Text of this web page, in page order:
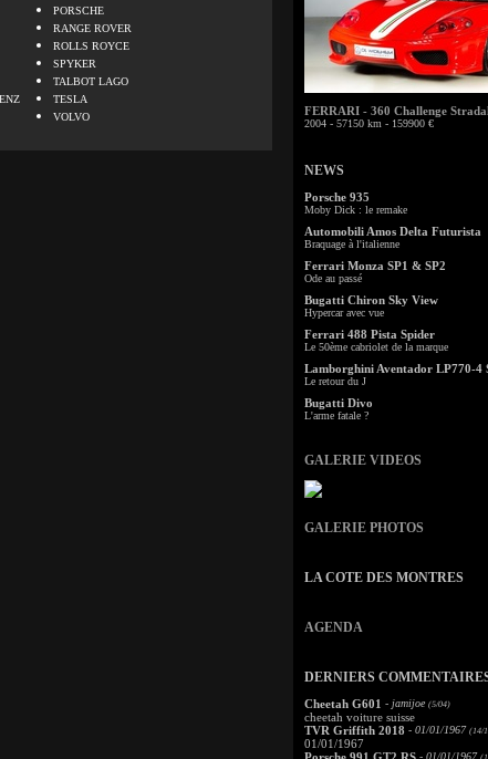
PORSCHE
RANGE ROVER
ROLLS ROYCE
SPYKER
TALBOT LAGO
TESLA
VOLVO
FERRARI - 360 Challenge
2004 - 57150 km - 159900 €
NEWS
Porsche 935
Moby Dick : le remake
Automobili Amos Delta Futurista
Braquage à l'italienne
Ferrari Monza SP1 & SP2
Ode au passé
Bugatti Chiron Sky View
Hypercar avec vue
Ferrari 488 Pista Spider
Le 50ème cabriolet de la marque
Lamborghini Aventador LP770-4
Le retour du J
Bugatti Divo
L'arme fatale ?
GALERIE VIDEOS
GALERIE PHOTOS
LA COTE DES MONTRES
AGENDA
DERNIERS
Cheetah G601 - jamijoe (5/04)
cheetah voiture suisse
TVR Griffith 2018 - 01/01/1967 (14/
01/01/1967
- 01/01/1967